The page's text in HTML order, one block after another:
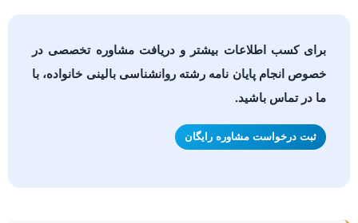
برای کسب اطلاعات بیشتر و دریافت مشاوره تخصصی در
خصوص انجام پایان نامه رشته روانشناسی بالینی خانواده، با
ما در تماس باشید.
ثبت درخواست مشاوره رایگان